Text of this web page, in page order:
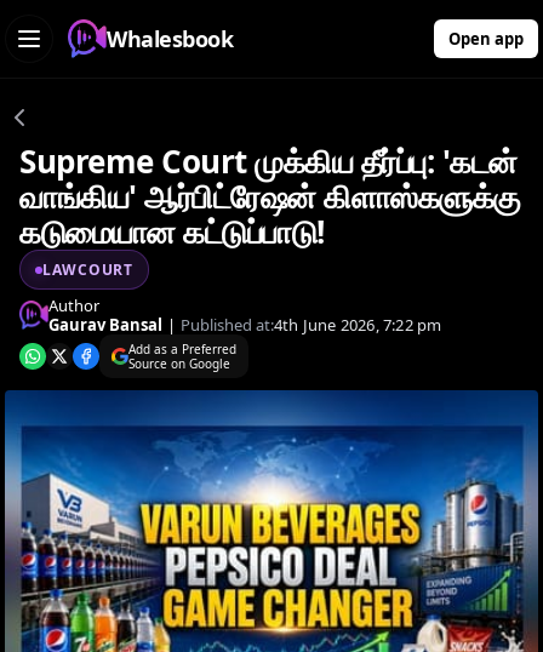
Whalesbook Open app
Supreme Court முக்கிய தீர்ப்பு: 'கடன்
வாங்கிய' ஆர்பிட்ரேஷன் கிளாஸ்களுக்கு
கடுமையான கட்டுப்பாடு!
LAWCOURT
Author
Gaurav Bansal | Published at:4th June 2026, 7:22 pm
Add as a Preferred
Source on Google